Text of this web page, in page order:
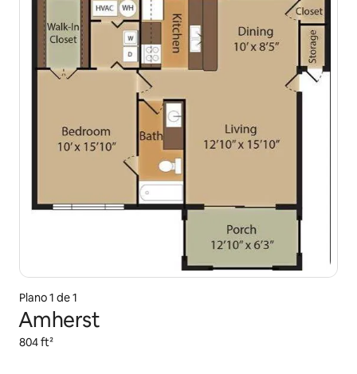
Plano 1 de 1
Amherst
804 ft²